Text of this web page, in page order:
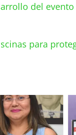
del
para